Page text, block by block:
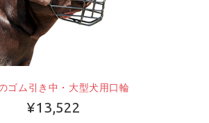
ゴム引き中・大型犬用口輪
¥13,522